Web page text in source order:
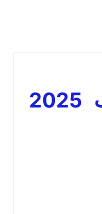
قانون الملكية المشتركة بالمغرب 2025